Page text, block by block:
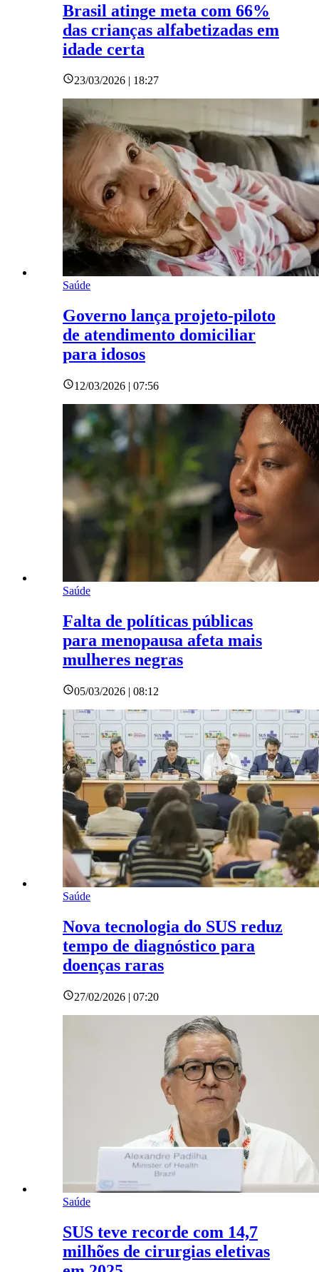
Brasil atinge meta com 66%
das crianças alfabetizadas em
idade certa
23/03/2026 | 18:27
Saúde
Governo lança projeto-piloto
de atendimento domiciliar
para idosos
12/03/2026 | 07:56
Saúde
Falta de políticas públicas
para menopausa afeta mais
mulheres negras
05/03/2026 | 08:12
Saúde
Nova tecnologia do SUS reduz
tempo de diagnóstico para
doenças raras
27/02/2026 | 07:20
Saúde
SUS teve recorde com 14,7
milhões de cirurgias eletivas